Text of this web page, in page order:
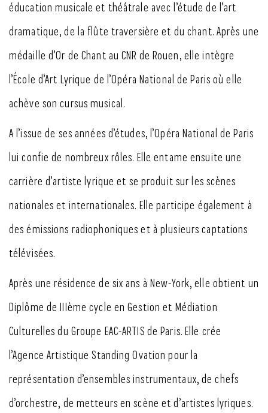
éducation musicale et théâtrale avec l’étude de l’art
dramatique, de la flûte traversière et du chant. Après une
médaille d’Or de Chant au CNR de Rouen, elle intègre
l’École d’Art Lyrique de l’Opéra National de Paris où elle
achève son cursus musical.
A l’issue de ses années d’études, l’Opéra National de Paris
lui confie de nombreux rôles. Elle entame ensuite une
carrière d’artiste lyrique et se produit sur les scènes
nationales et internationales. Elle participe également à
des émissions radiophoniques et à plusieurs captations
télévisées.
Après une résidence de six ans à New-York, elle obtient un
Diplôme de IIIème cycle en Gestion et Médiation
Culturelles du Groupe EAC-ARTIS de Paris. Elle crée
l’Agence Artistique Standing Ovation pour la
représentation d’ensembles instrumentaux, de chefs
d’orchestre, de metteurs en scène et d’artistes lyriques.